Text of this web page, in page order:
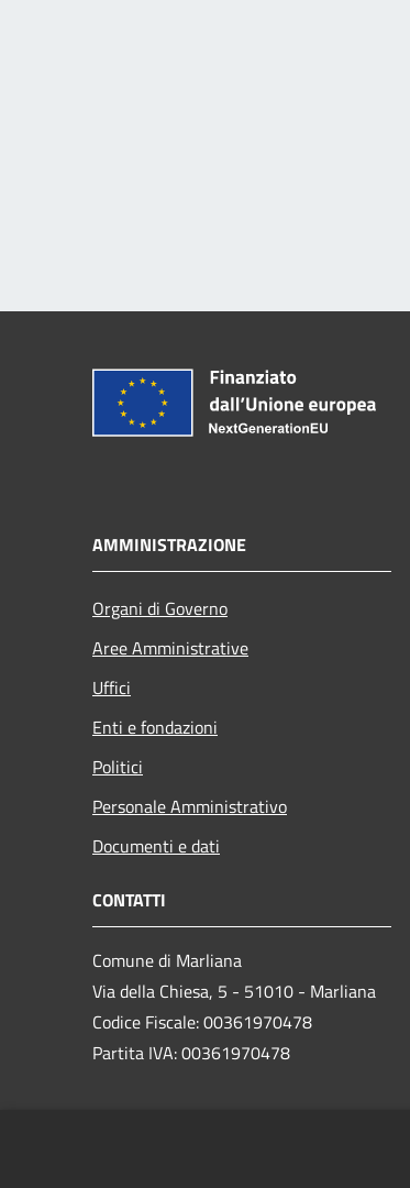
AMMINISTRAZIONE
Organi di Governo
Aree Amministrative
Uffici
Enti e fondazioni
Politici
Personale Amministrativo
Documenti e dati
CONTATTI
Comune di Marliana
Via della Chiesa, 5 - 51010 - Marliana
Codice Fiscale: 00361970478
Partita IVA: 00361970478